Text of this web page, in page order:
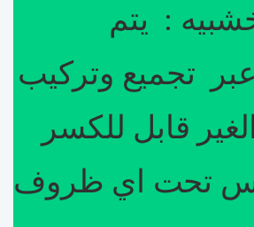
: يتم
تجميع وتركيب
قابل للكسر
تحت اي ظروف